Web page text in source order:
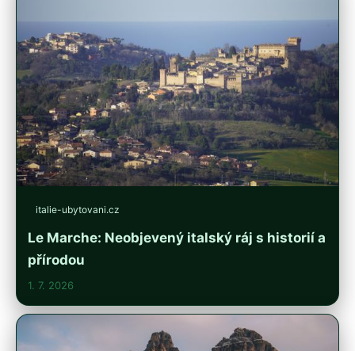
italie-ubytovani.cz
Le Marche: Neobjevený italský ráj s historií a
přírodou
1. 7. 2026